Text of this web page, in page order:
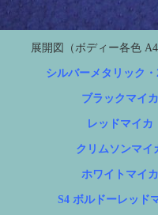
展開図（ボディー各色
シルバーメタリック
ブラックマイカ
レッドマイカ
クリムソンマイ
ホワイトマイカ
S4 ボルドーレッド